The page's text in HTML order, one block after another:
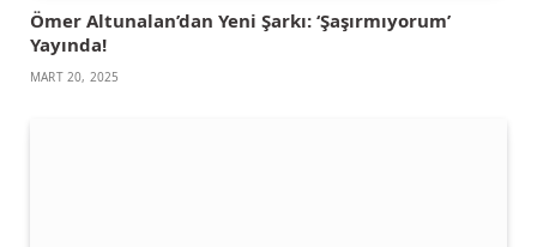
Ömer Altunalan’dan Yeni Şarkı: ‘Şaşırmıyorum’
Yayında!
MART 20, 2025